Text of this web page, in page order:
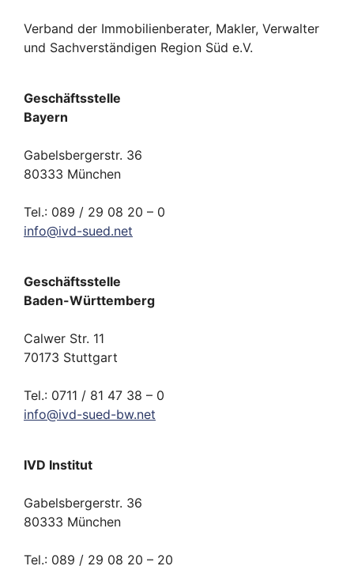
Verband der Immobilienberater, Makler, Verwalter
und Sachverständigen Region Süd e.V.
Geschäftsstelle
Bayern
Gabelsbergerstr. 36
80333 München
Tel.: 089 / 29 08 20 – 0
info@ivd-sued.net
Geschäftsstelle
Baden-Württemberg
Calwer Str. 11
70173 Stuttgart
Tel.: 0711 / 81 47 38 – 0
info@ivd-sued-bw.net
IVD Institut
Gabelsbergerstr. 36
80333 München
Tel.: 089 / 29 08 20 – 20